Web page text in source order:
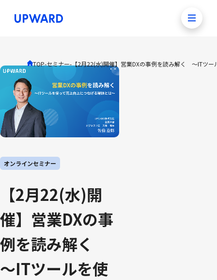
TOP-セミナー-【2月22(水)開催】営業DXの事例を読み解く ～ITツー
オンラインセミナー
【2月22(水)開
催】営業DXの事
例を読み解く
～ITツールを使